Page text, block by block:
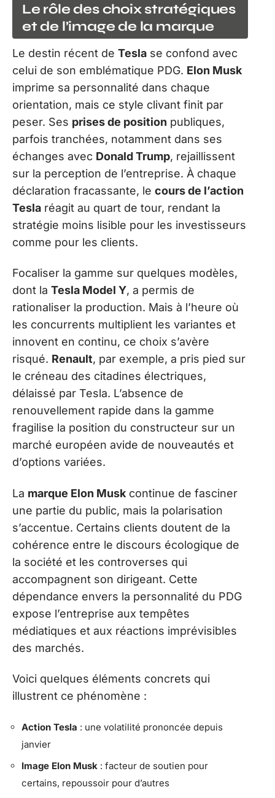
Le rôle des choix stratégiques
et de l’image de la marque
Le destin récent de Tesla se confond avec
celui de son emblématique PDG. Elon Musk
imprime sa personnalité dans chaque
orientation, mais ce style clivant finit par
peser. Ses prises de position publiques,
parfois tranchées, notamment dans ses
échanges avec Donald Trump, rejaillissent
sur la perception de l’entreprise. À chaque
déclaration fracassante, le cours de l’action
Tesla réagit au quart de tour, rendant la
stratégie moins lisible pour les investisseurs
comme pour les clients.
Focaliser la gamme sur quelques modèles,
dont la Tesla Model Y, a permis de
rationaliser la production. Mais à l’heure où
les concurrents multiplient les variantes et
innovent en continu, ce choix s’avère
risqué. Renault, par exemple, a pris pied sur
le créneau des citadines électriques,
délaissé par Tesla. L’absence de
renouvellement rapide dans la gamme
fragilise la position du constructeur sur un
marché européen avide de nouveautés et
d’options variées.
La marque Elon Musk continue de fasciner
une partie du public, mais la polarisation
s’accentue. Certains clients doutent de la
cohérence entre le discours écologique de
la société et les controverses qui
accompagnent son dirigeant. Cette
dépendance envers la personnalité du PDG
expose l’entreprise aux tempêtes
médiatiques et aux réactions imprévisibles
des marchés.
Voici quelques éléments concrets qui
illustrent ce phénomène :
Action Tesla : une volatilité prononcée depuis
janvier
Image Elon Musk : facteur de soutien pour
certains, repoussoir pour d’autres